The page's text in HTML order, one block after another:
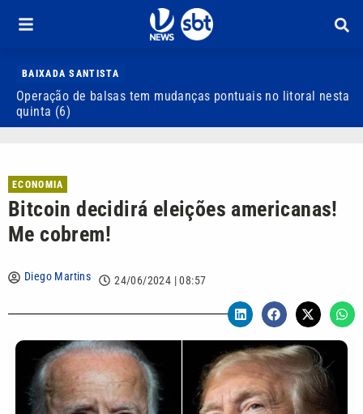
BAIXADA SANTISTA
Operação de balsas tem mudanças pontuais no litoral nesta
quinta (6)
ECONOMIA
Bitcoin decidirá eleições americanas!
Me cobrem!
Diego Martins 24/06/2024 | 08:57